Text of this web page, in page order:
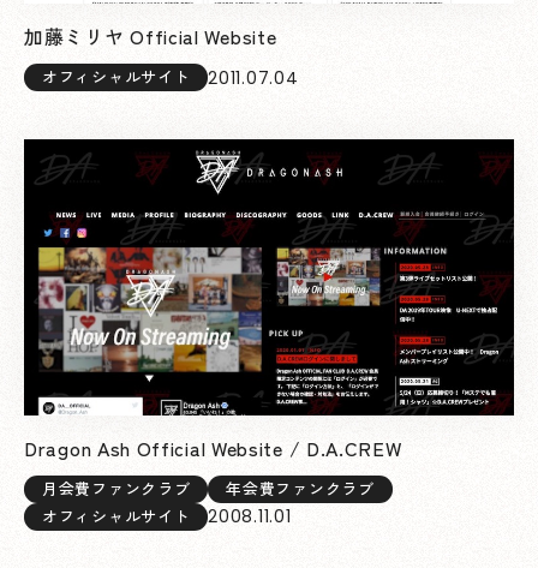
加藤ミリヤ Official Website
オフィシャルサイト 2011.07.04
Dragon Ash Official Website / D.A.CREW
月会費ファンクラブ
年会費ファンクラブ
オフィシャルサイト
2008.11.01